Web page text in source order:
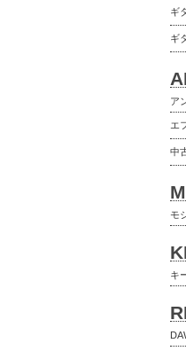
ギ
ギ
ア
エ
中
モ
キ